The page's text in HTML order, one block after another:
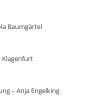
Baumgärtel
Klagenfurt
– Anja Engelking